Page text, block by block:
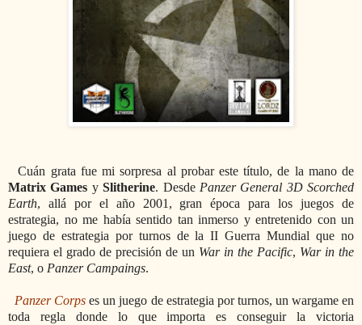
Cuán grata fue mi sorpresa al probar este título, de la mano de
Matrix Games ySlitherine. Desde Panzer General 3D Scorched
Earth, allá por el año 2001, gran época para los juegos de
estrategia, no me había sentido tan inmerso y entretenido con un
juego de estrategia por turnos de la II Guerra Mundial que no
requiera el grado de precisión de un War in the Pacific, War in the
East, o Panzer Campaings.
Panzer Corps es un juego de estrategia por turnos, un wargame en
toda regla donde lo que importa es conseguir la victoria